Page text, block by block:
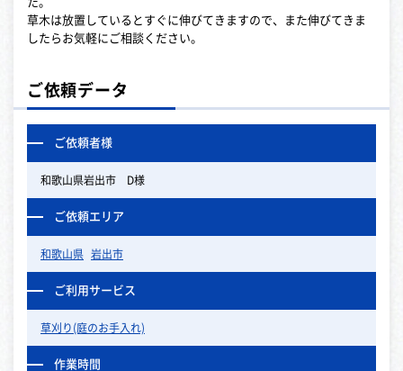
草木は放置しているとすぐに伸びてきますので、また伸びてきま
したらお気軽にご相談ください。
ご依頼データ
ご依頼者様
和歌山県岩出市 D様
ご依頼エリア
和歌山県 岩出市
ご利用サービス
草刈り(庭のお手入れ)
作業時間